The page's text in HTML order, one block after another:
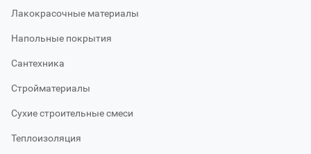
Лакокрасочные материалы
Напольные покрытия
Сантехника
Стройматериалы
Сухие строительные смеси
Теплоизоляция